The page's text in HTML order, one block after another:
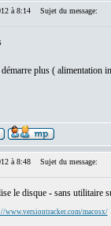
à 8:14 Sujet du message:
plus ( alimentation
à 8:48 Sujet du message:
le disque - sans utilitaire
www.versiontracker.com/macosx/